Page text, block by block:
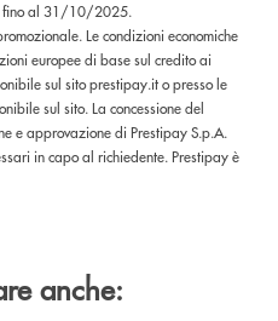
fino al 31/10/2025.
Le condizioni economiche
europee di base sul credito ai
sul sito prestipay.it o presso le
sul sito. La concessione del
e approvazione di Prestipay S.p.A.
in capo al richiedente. Prestipay è
anche: